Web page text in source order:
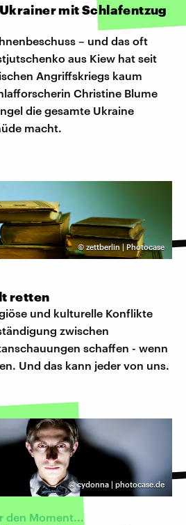
mit Schlafentzug
– und das oft
aus Kiew hat seit
Angriffskriegs kaum
Christine Blume
die gesamte Ukraine
macht.
© zettberlin | Photocase
retten
und kulturelle Konflikte
zwischen
schaffen - wenn
Und das kann jeder von uns.
©cydonna | photocase.de
den Moment...